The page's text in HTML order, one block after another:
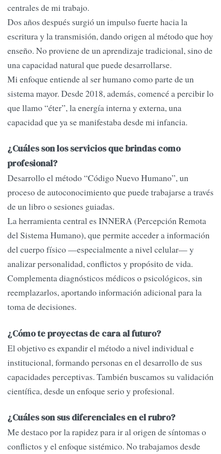
centrales de mi trabajo.
Dos años después surgió un impulso fuerte hacia la
escritura y la transmisión, dando origen al método que hoy
enseño. No proviene de un aprendizaje tradicional, sino de
una capacidad natural que puede desarrollarse.
Mi enfoque entiende al ser humano como parte de un
sistema mayor. Desde 2018, además, comencé a percibir lo
que llamo “éter”, la energía interna y externa, una
capacidad que ya se manifestaba desde mi infancia.
¿Cuáles son los servicios que brindas como
profesional?
Desarrollo el método “Código Nuevo Humano”, un
proceso de autoconocimiento que puede trabajarse a través
de un libro o sesiones guiadas.
La herramienta central es INNERA (Percepción Remota
del Sistema Humano), que permite acceder a información
del cuerpo físico —especialmente a nivel celular— y
analizar personalidad, conflictos y propósito de vida.
Complementa diagnósticos médicos o psicológicos, sin
reemplazarlos, aportando información adicional para la
toma de decisiones.
¿Cómo te proyectas de cara al futuro?
El objetivo es expandir el método a nivel individual e
institucional, formando personas en el desarrollo de sus
capacidades perceptivas. También buscamos su validación
científica, desde un enfoque serio y profesional.
¿Cuáles son sus diferenciales en el rubro?
Me destaco por la rapidez para ir al origen de síntomas o
conflictos y el enfoque sistémico. No trabajamos desde